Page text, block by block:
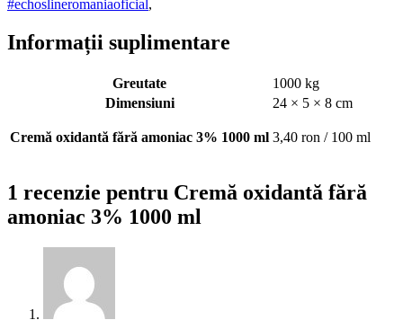
#echoslineromaniaoficial,
Informații suplimentare
Greutate
1000 kg
Dimensiuni
24 × 5 × 8 cm
Cremă oxidantă fără amoniac 3% 1000 ml 3,40 ron / 100 ml
1 recenzie pentru Cremă oxidantă fără
amoniac 3% 1000 ml